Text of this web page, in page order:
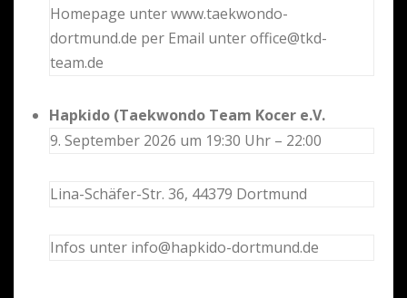
Homepage unter www.taekwondo-
dortmund.de per Email unter office@tkd-
team.de
Hapkido (Taekwondo Team Kocer e.V.
9. September 2026 um 19:30 Uhr – 22:00
Lina-Schäfer-Str. 36, 44379 Dortmund
Infos unter info@hapkido-dortmund.de